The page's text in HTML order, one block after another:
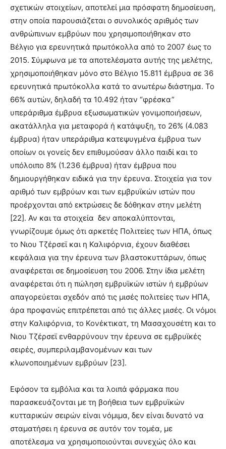
σχετικών στοιχείων, αποτελεί μια πρόσφατη δημοσίευση,
στην οποία παρουσιάζεται ο συνολικός αριθμός των
ανθρώπινων εμβρύων που χρησιμοποιήθηκαν στο
Βέλγιο για ερευνητικά πρωτόκολλα από το 2007 έως το
2015. Σύμφωνα με τα αποτελέσματα αυτής της μελέτης,
χρησιμοποιήθηκαν μόνο στο Βέλγιο 15.811 έμβρυα σε 36
ερευνητικά πρωτόκολλα κατά το ανωτέρω διάστημα. Το
66% αυτών, δηλαδή τα 10.492 ήταν “φρέσκα”
υπεράριθμα έμβρυα εξωσωματικών γονιμοποιήσεων,
ακατάλληλα για μεταφορά ή κατάψυξη, το 26% (4.083
έμβρυα) ήταν υπεράριθμα κατεψυγμένα έμβρυα των
οποίων οι γονείς δεν επιθυμούσαν άλλο παιδί και το
υπόλοιπο 8% (1.236 έμβρυα) ήταν έμβρυα που
δημιουργήθηκαν ειδικά για την έρευνα. Στοιχεία για τον
αριθμό των εμβρύων και των εμβρυϊκών ιστών που
προέρχονται από εκτρώσεις δε δόθηκαν στην μελέτη
[22]. Αν και τα στοιχεία δεν αποκαλύπτονται,
γνωρίζουμε όμως ότι αρκετές Πολιτείες των ΗΠΑ, όπως
το Νιου Τζέρσεϊ και η Καλιφόρνια, έχουν διαθέσει
κεφάλαια για την έρευνα των βλαστοκυττάρων, όπως
αναφέρεται σε δημοσίευση του 2006. Στην ίδια μελέτη
αναφέρεται ότι η πώληση εμβρυϊκών ιστών ή εμβρύων
απαγορεύεται σχεδόν από τις μισές πολιτείες των ΗΠΑ,
άρα προφανώς επιτρέπεται από τις άλλες μισές. Οι νόμοι
στην Καλιφόρνια, το Κονέκτικατ, τη Μασαχουσέτη και το
Νιου Τζέρσεϊ ενθαρρύνουν την έρευνα σε εμβρυϊκές
σειρές, συμπεριλαμβανομένων και των
κλωνοποιημένων εμβρύων [23].
Εφόσον τα εμβόλια και τα λοιπά φάρμακα που
παρασκευάζονται με τη βοήθεια των εμβρυϊκών
κυτταρικών σειρών είναι νόμιμα, δεν είναι δυνατό να
σταματήσει η έρευνα σε αυτόν τον τομέα, με
αποτέλεσμα να χρησιμοποιούνται συνεχώς όλο και